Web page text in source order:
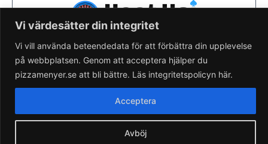
Vi värdesätter din integritet
Vi vill använda beteendedata för att förbättra din upplevelse
på webbplatsen. Genom att acceptera hjälper du
pizzamenyer.se att bli bättre. Läs integritetspolicyn här.
Avböj
Acceptera
Saknar du din pizzeria?Lägg till pizzeria.
Skapa gratis pizzeria-hemsida
Läs om pizzamenyer.se
Artiklar & nyheter
Rensa cookieval